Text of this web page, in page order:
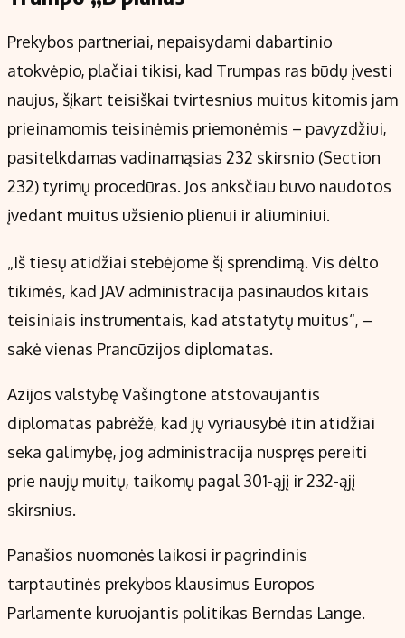
Prekybos partneriai, nepaisydami dabartinio
atokvėpio, plačiai tikisi, kad Trumpas ras būdų įvesti
naujus, šįkart teisiškai tvirtesnius muitus kitomis jam
prieinamomis teisinėmis priemonėmis – pavyzdžiui,
pasitelkdamas vadinamąsias 232 skirsnio (Section
232) tyrimų procedūras. Jos anksčiau buvo naudotos
įvedant muitus užsienio plienui ir aliuminiui.
„Iš tiesų atidžiai stebėjome šį sprendimą. Vis dėlto
tikimės, kad JAV administracija pasinaudos kitais
teisiniais instrumentais, kad atstatytų muitus“, –
sakė vienas Prancūzijos diplomatas.
Azijos valstybę Vašingtone atstovaujantis
diplomatas pabrėžė, kad jų vyriausybė itin atidžiai
seka galimybę, jog administracija nuspręs pereiti
prie naujų muitų, taikomų pagal 301-ąjį ir 232-ąjį
skirsnius.
Panašios nuomonės laikosi ir pagrindinis
tarptautinės prekybos klausimus Europos
Parlamente kuruojantis politikas Berndas Lange.